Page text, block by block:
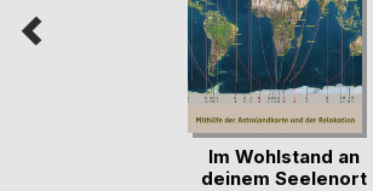
Im Wohlstand an
deinem Seelenort